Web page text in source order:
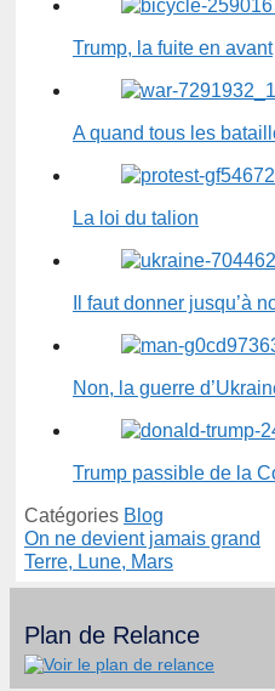
Trump, la fuite en avant
A quand tous les
La loi du talion
Il faut donner jusqu’à
Non, la guerre
Trump passible de la
Catégories Blog
On ne devient jamais grand
Terre, Lune, Mars
Plan de Relance